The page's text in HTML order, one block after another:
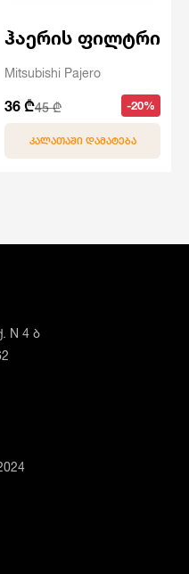
ჰაერის ფილტრი
Mitsubishi Pajero
36 ₾45 ₾ -20%
ᲙᲐᲚᲐᲗᲐᲨᲘ ᲓᲐᲛᲐᲢᲔᲑᲐ
N 4 ბ